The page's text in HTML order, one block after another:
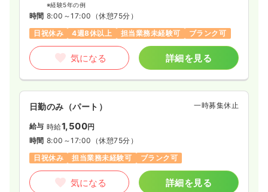
※経験5年の例
時間 8:00～17:00 （休憩75分）
日祝休み
4週8休以上 担当業務未経験可 ブランク可
気になる 詳細を見る
日勤のみ（パート） 一時募集休止
給与 時給1,500円
時間 8:00～17:00 （休憩75分）
日祝休み
担当業務未経験可 ブランク可
気になる 詳細を見る